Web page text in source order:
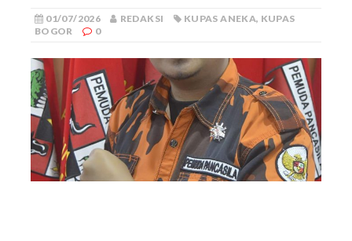
01/07/2026 REDAKSI KUPAS ANEKA, KUPAS
BOGOR
0